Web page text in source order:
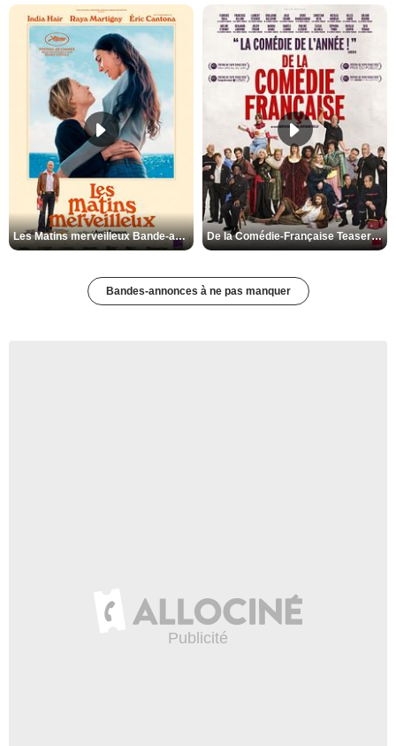
Les Matins merveilleux Bande-annonce VF De la Comédie-Française Teaser VF
Bandes-annonces à ne pas manquer